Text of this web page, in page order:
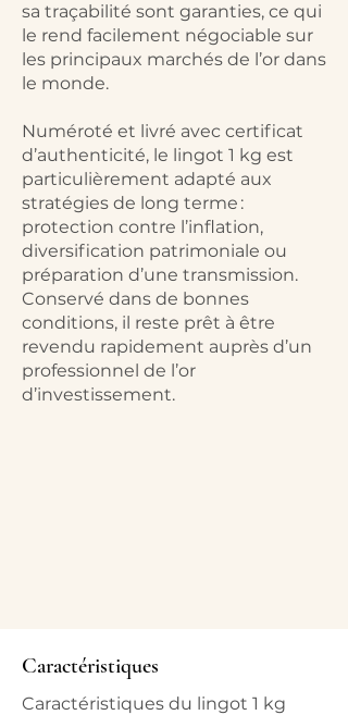
sa traçabilité sont garanties, ce qui
le rend facilement négociable sur
les principaux marchés de l’or dans
le monde.​
Numéroté et livré avec certificat
d’authenticité, le lingot 1 kg est
particulièrement adapté aux
stratégies de long terme :
protection contre l’inflation,
diversification patrimoniale ou
préparation d’une transmission.
Conservé dans de bonnes
conditions, il reste prêt à être
revendu rapidement auprès d’un
professionnel de l’or
d’investissement.​
Caractéristiques
Caractéristiques du lingot 1 kg